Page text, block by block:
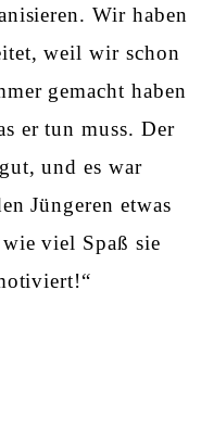
Wir haben
weil wir schon
gemacht haben
er tun muss. Der
und es war
Jüngeren etwas
viel Spaß sie